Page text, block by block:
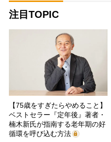
注目TOPIC
【75歳をすぎたらやめること】
ベストセラー『定年後』著者・
楠木新氏が指南する老年期の好
循環を呼び込む方法